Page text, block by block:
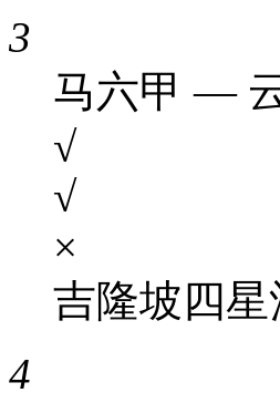
3
马六甲 —
√
√
×
吉隆坡四星
4